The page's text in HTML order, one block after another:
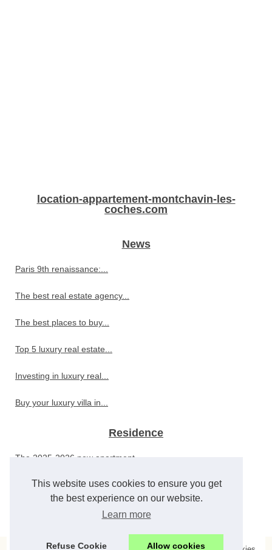
This website uses cookies to ensure you get
the best experience on our website.
Learn more
Refuse Cookie Allow cookies
location-appartement-montchavin-les-
coches.com
News
Paris 9th renaissance:...
The best real estate agency...
The best places to buy...
Top 5 luxury real estate...
Investing in luxury real...
Buy your luxury villa in...
Residence
The 2025-2026 new apartment...
Tenant home insurance: Is it...
Discover 19 apartments for...